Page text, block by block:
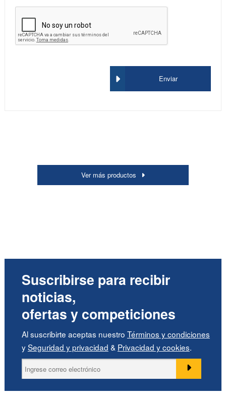
Enviar
Ver más productos
Suscribirse para recibir
noticias,
ofertas y competiciones
Al suscribirte aceptas nuestro Términos y condiciones
ySeguridad y privacidad & Privacidad y cookies.